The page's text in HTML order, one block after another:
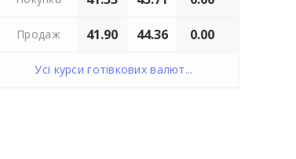
Продаж 41.90 44.36 0.00
Усі курси готівкових валют...